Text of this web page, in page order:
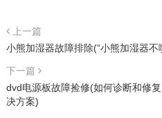
上一篇
小熊加湿器故障排除(“小熊加湿器不
下一篇
dvd电源板故障捡修(如何诊断和修
决方案)